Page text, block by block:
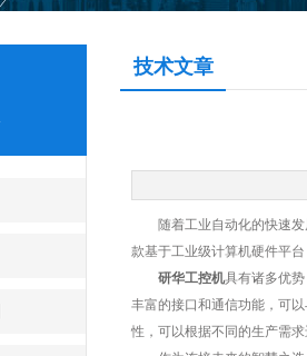
技术文章
随着工业自动化的快速发
款基于工业级计算机硬件平
研华工控机具有诸多优
丰富的接口和通信功能，可
性，可以根据不同的生产需